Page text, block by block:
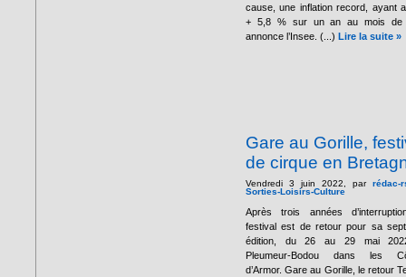
cause, une inflation record, ayant
+ 5,8 % sur un an au mois de
annonce l’Insee. (...) Lire la suite »
Gare au Gorille,
de cirque en
Vendredi 3 juin 2022, par rédac-
Sorties-Loisirs-Culture
Après trois années
festival est de retour pour sa
édition, du 26 au 29 mai
Pleumeur-Bodou dans les
d’Armor. Gare au Gorille, le retour